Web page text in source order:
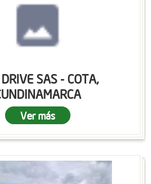
SAS - COTA,
Ver más